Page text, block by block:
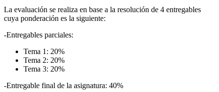
La evaluación se realiza en base a la resolución de 4 entregables
cuya ponderación es la siguiente:
-Entregables parciales:
Tema 1: 20%
Tema 2: 20%
Tema 3: 20%
-Entregable final de la asignatura: 40%